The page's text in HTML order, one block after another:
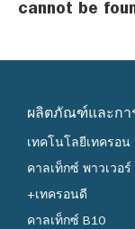
cannot be
ผลิตภัณฑ์และกา
เทคโนโลยีเทครอน
คาลเท็กซ์ พาวเวอร์
+เทครอนดี
คาลเท็กซ์ B10